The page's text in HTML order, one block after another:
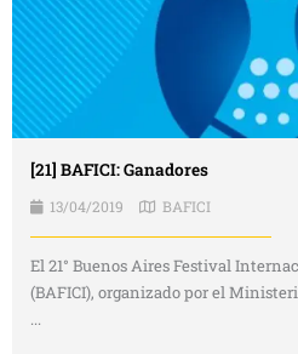
[21] BAFICI: Ganadores
13/04/2019 BAFICI
El 21° Buenos Aires Festival
(BAFICI), organizado por el
...